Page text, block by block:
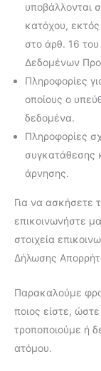
υποβάλλονται
κατόχου,
στο άρθ. 16
Δεδομένων
Πληροφορίες
οποίους ο
δεδομένα.
Πληροφορίες
συγκατάθεσης
άρνησης.
Για να ασκήσετε
επικοινωνήστε
στοιχεία
Δήλωσης
Παρακαλούμε
ποιος είστε,
τροποποιούμε ή
ατόμου.